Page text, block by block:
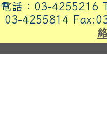
電話：03-4255216
03-4255814